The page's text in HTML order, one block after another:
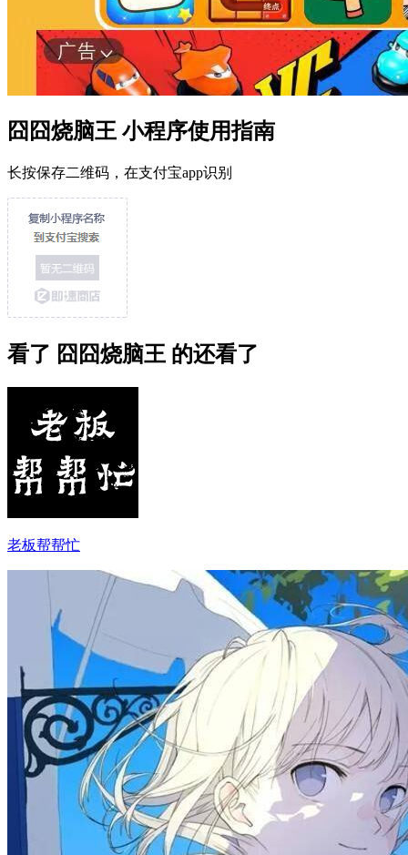
囧囧烧脑王 小程序使用指南
长按保存二维码，在支付宝app识别
看了 囧囧烧脑王 的还看了
老板帮帮忙